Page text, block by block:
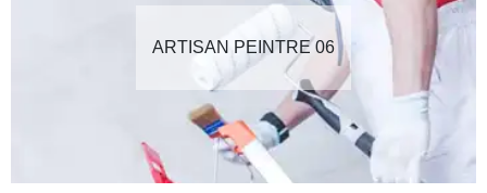
ARTISAN PEINTRE 06